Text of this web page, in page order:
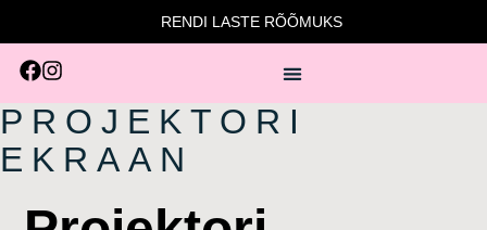
RENDI LASTE RÕÕMUKS
PROJEKTORI
EKRAAN